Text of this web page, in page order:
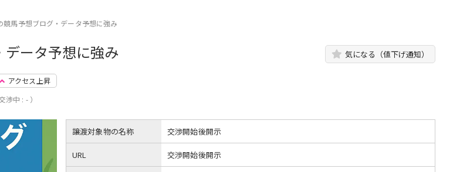
競馬予想ブログ・データ予想に強み
データ予想に強み 気になる（値下げ通知）
アクセス上昇
渉中 : - ）
譲渡対象物の名称 交渉開始後開示
URL 交渉開始後開示